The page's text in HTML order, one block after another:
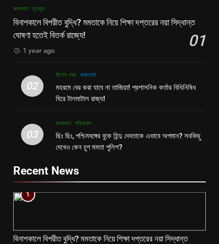
কলকাতা তৃণমূল
বিনাশকালে বিপরীত বুদ্ধি? মমতাকে নিয়ে শিক্ষা দপ্তরের নয়া সিদ্ধান্ত
ঘোষণা হতেই বিতর্ক রাজ্যে!
01
1 year ago
02
বিশেষ খবর ভারতবর্ষ
মহরমে বের করা যাবে না তাজিয়া! প্রশাসনিক কর্তার বিধিনিষিধ
ঘিরে টালমাটাল রাজ্য!
03
কলকাতা পশ্চিমবঙ্গ
ছিঃ ছিঃ, পশ্চিমবঙ্গের বুকে হিন্দু দেবতাকে এভাবে অপমান? সবকিছু
দেখেও কেন চুপ মমতা পুলিশ?
Recent News
1
বিনাশকালে বিপরীত বুদ্ধি? মমতাকে নিয়ে শিক্ষা দপ্তরের নয়া সিদ্ধান্ত